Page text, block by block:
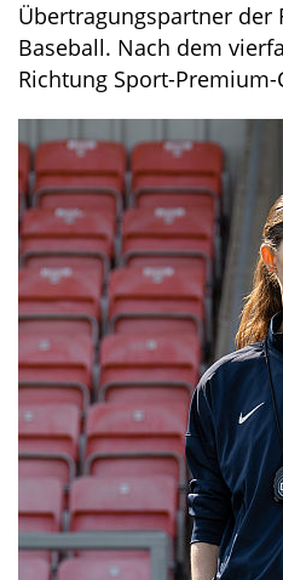
Übertragungspartner der
Baseball. Nach dem
Richtung Sport-Premium-